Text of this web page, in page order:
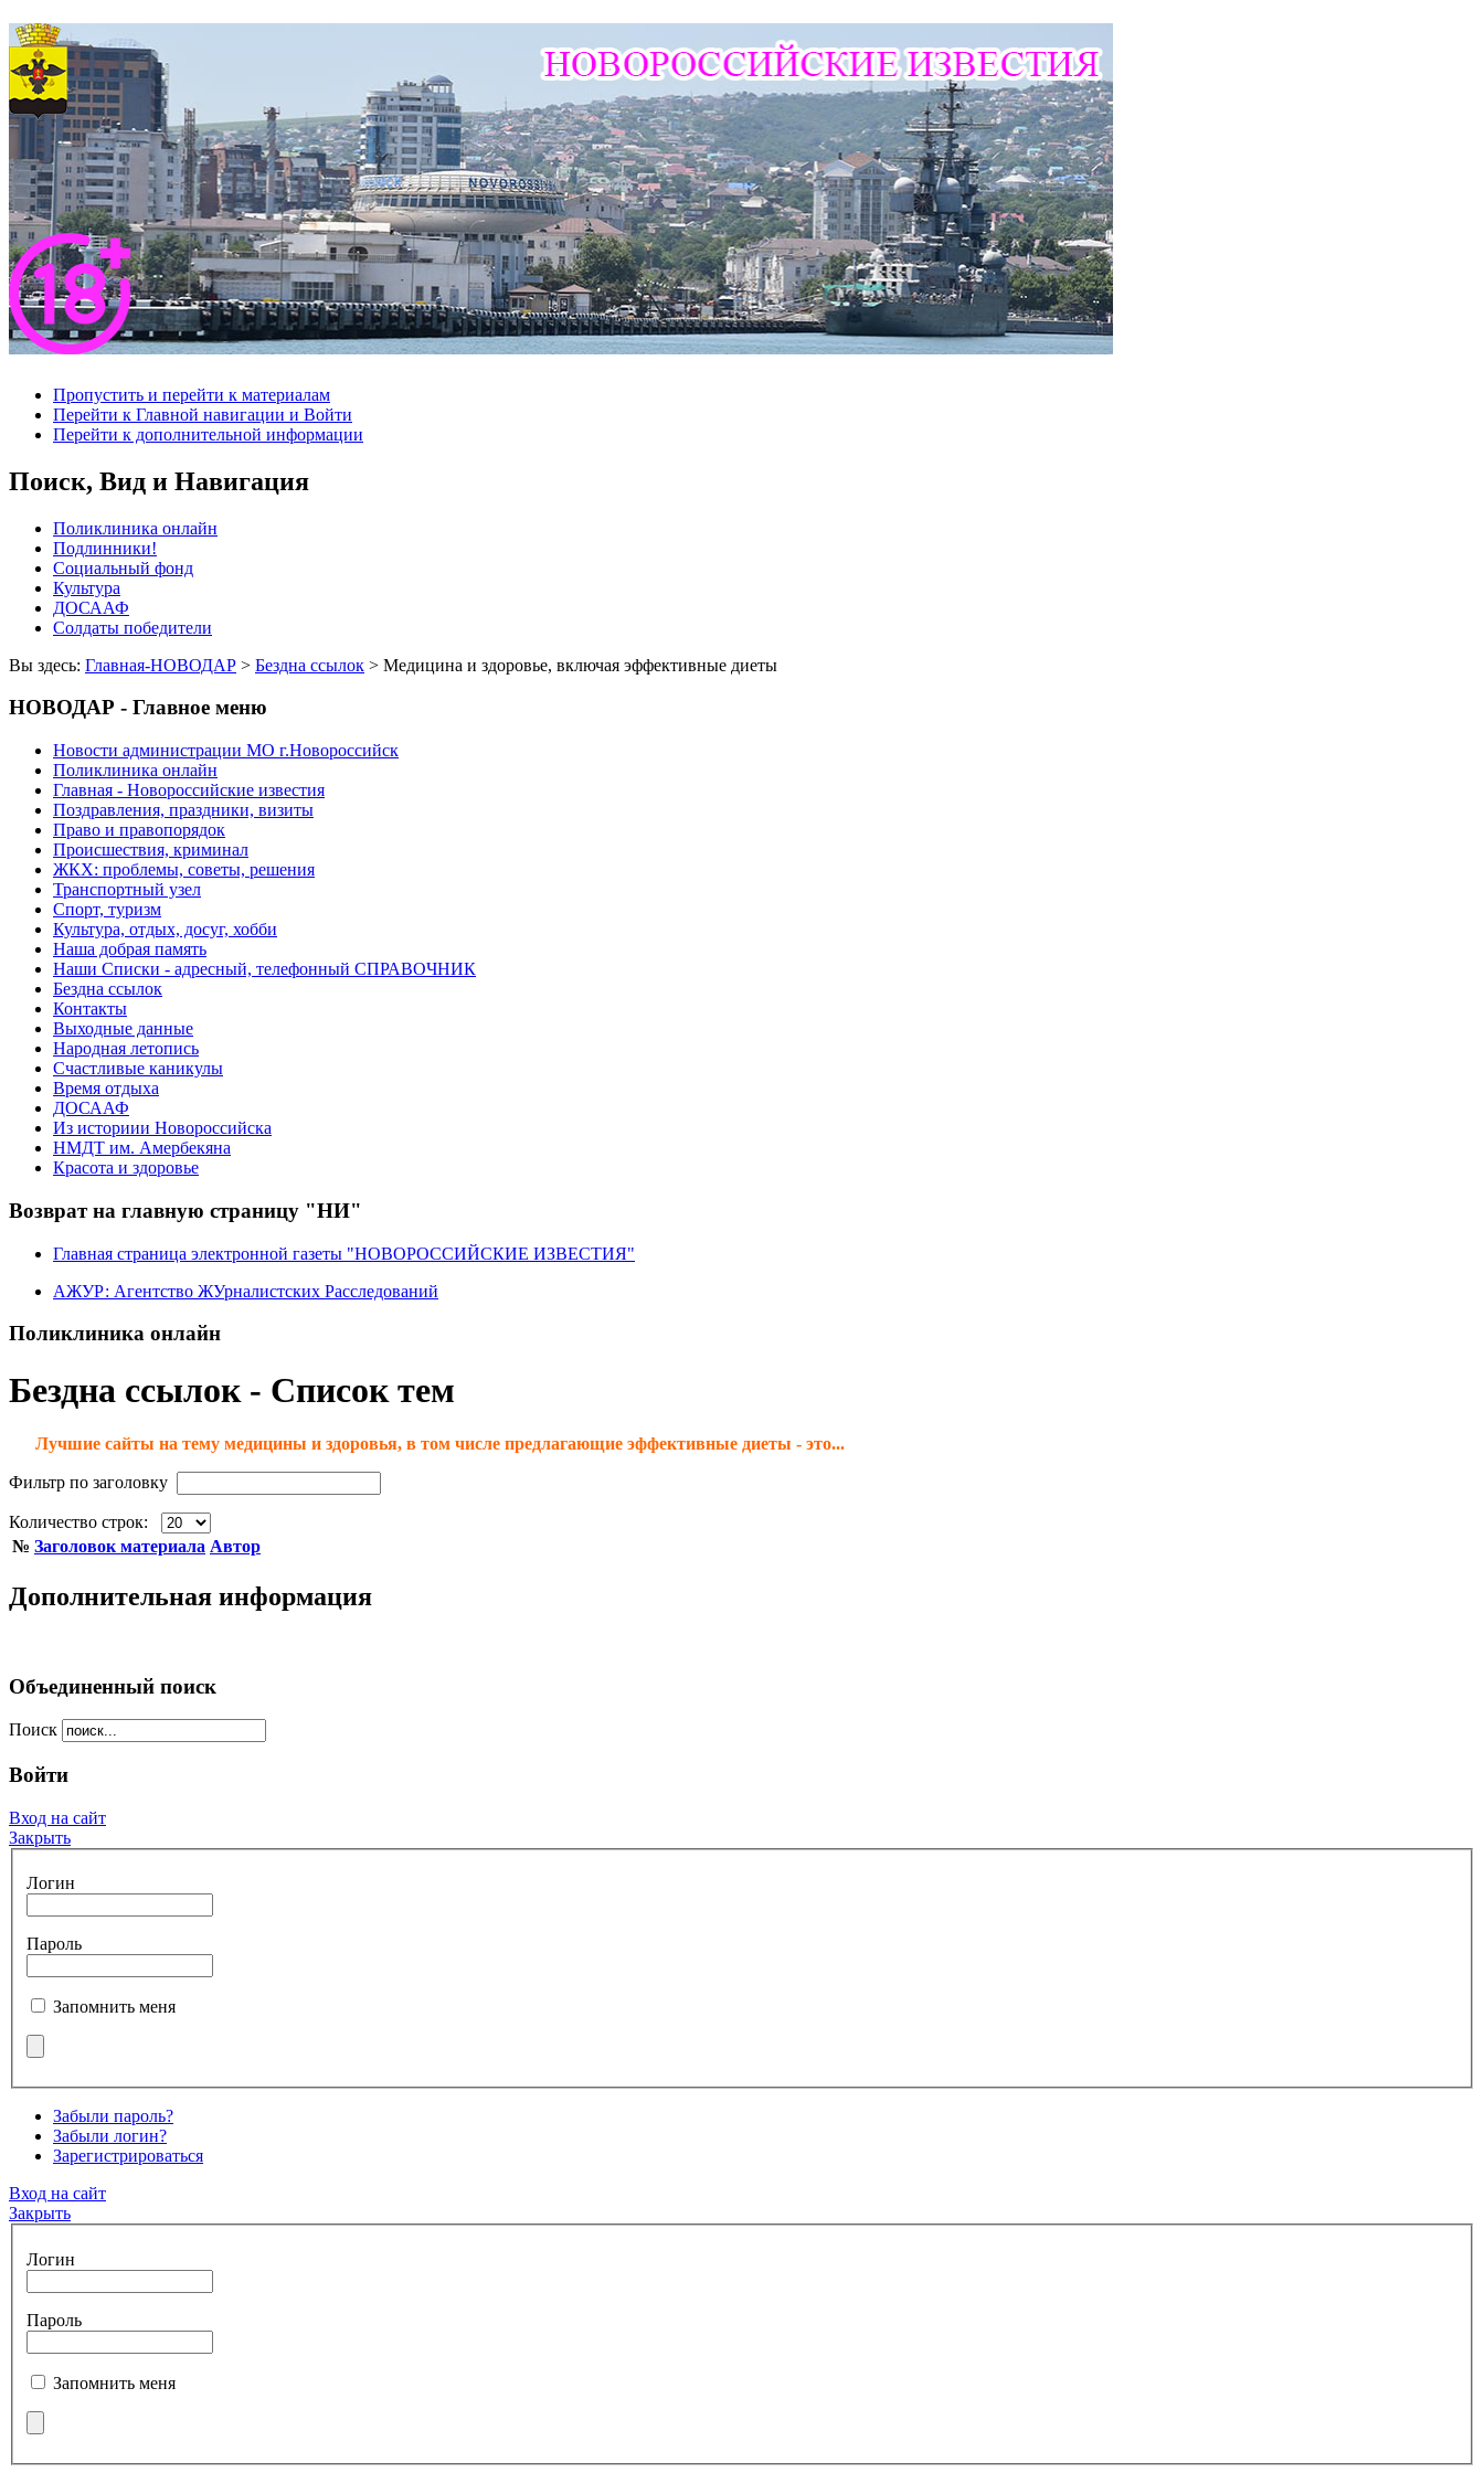
Пропустить и перейти к материалам
Перейти к Главной навигации и Войти
Перейти к дополнительной информации
Поиск, Вид и Навигация
Поликлиника онлайн
Подлинники!
Социальный фонд
Культура
ДОСААФ
Солдаты победители
Вы здесь: Главная-НОВОДАР > Бездна ссылок > Медицина и здоровье, включая эффективные диеты
НОВОДАР - Главное меню
Новости администрации МО г.Новороссийск
Поликлиника онлайн
Главная - Новороссийские известия
Поздравления, праздники, визиты
Право и правопорядок
Происшествия, криминал
ЖКХ: проблемы, советы, решения
Транспортный узел
Спорт, туризм
Культура, отдых, досуг, хобби
Наша добрая память
Наши Списки - адресный, телефонный СПРАВОЧНИК
Бездна ссылок
Контакты
Выходные данные
Народная летопись
Счастливые каникулы
Время отдыха
ДОСААФ
Из историии Новороссийска
НМДТ им. Амербекяна
Красота и здоровье
Возврат на главную страницу "НИ"
Главная страница электронной газеты "НОВОРОССИЙСКИЕ ИЗВЕСТИЯ"
АЖУР: Агентство ЖУрналистских Расследований
Поликлиника онлайн
Бездна ссылок - Список тем
Лучшие сайты на тему медицины и здоровья, в том числе предлагающие эффективные диеты - это...
Фильтр по заголовку
Количество строк:
№ Заголовок материала Автор
Дополнительная информация
Объединенный поиск
Поиск
Войти
Вход на сайт
Закрыть
Логин
Пароль
Запомнить меня
Забыли пароль?
Забыли логин?
Зарегистрироваться
Вход на сайт
Закрыть
Логин
Пароль
Запомнить меня